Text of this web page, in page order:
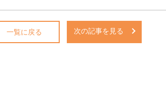
一覧に戻る 次の記事を見る